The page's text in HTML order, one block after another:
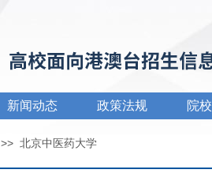
新闻动态 政策法规 院
>> 北京中医药大学